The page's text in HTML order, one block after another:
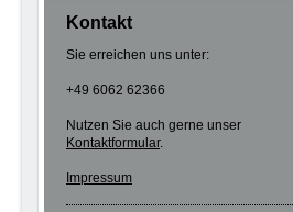
Kontakt
Sie erreichen uns unter:
+49 6062 62366
Nutzen Sie auch gerne unser
Kontaktformular.
Impressum